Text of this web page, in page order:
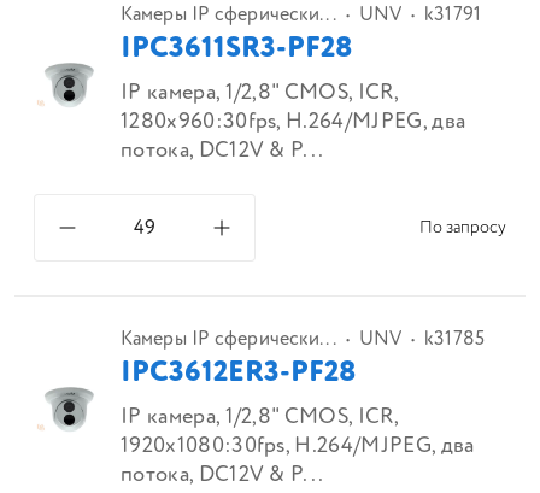
Камеры IP сферически... UNV k31791
IPC3611SR3-PF28
IP камера, 1/2,8" CMOS, ICR,
1280x960:30fps, H.264/MJPEG, два
потока, DC12V & P...
По запросу
Камеры IP сферически... UNV k31785
IPC3612ER3-PF28
IP камера, 1/2,8" CMOS, ICR,
1920x1080:30fps, H.264/MJPEG, два
потока, DC12V & P...